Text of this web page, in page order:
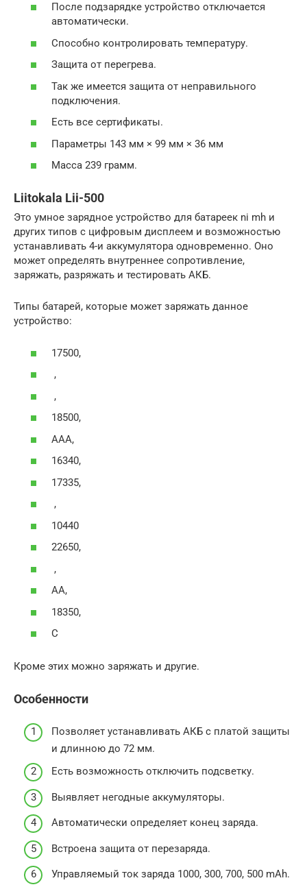
После подзарядке устройство отключается
автоматически.
Способно контролировать температуру.
Защита от перегрева.
Так же имеется защита от неправильного
подключения.
Есть все сертификаты.
Параметры 143 мм × 99 мм × 36 мм
Масса 239 грамм.
Liitokala Lii-500
Это умное зарядное устройство для батареек ni mh и
других типов с цифровым дисплеем и возможностью
устанавливать 4-и аккумулятора одновременно. Оно
может определять внутреннее сопротивление,
заряжать, разряжать и тестировать АКБ.
Типы батарей, которые может заряжать данное
устройство:
17500,
,
,
18500,
AAA,
16340,
17335,
,
10440
22650,
,
AA,
18350,
C
Кроме этих можно заряжать и другие.
Особенности
Позволяет устанавливать АКБ с платой защиты
и длинною до 72 мм.
Есть возможность отключить подсветку.
Выявляет негодные аккумуляторы.
Автоматически определяет конец заряда.
Встроена защита от перезаряда.
Управляемый ток заряда 1000, 300, 700, 500 mAh.